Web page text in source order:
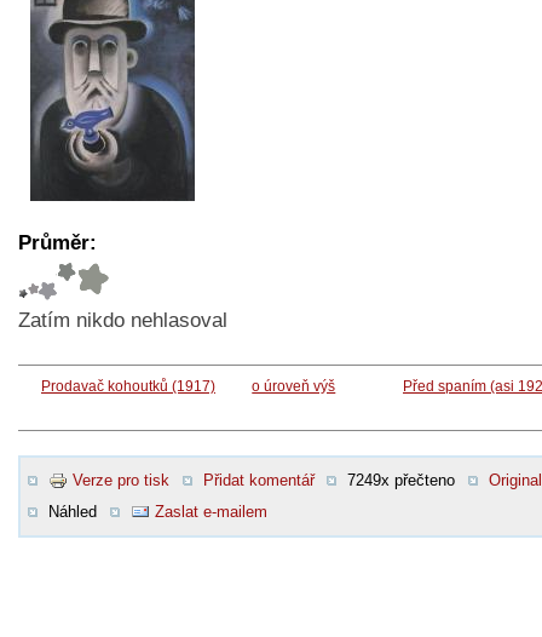
Průměr:
Zatím nikdo nehlasoval
Prodavač kohoutků (1917) o úroveň výš Před spaním (asi
Verze pro tisk Přidat komentář 7249x přečteno
Original
Náhled
Zaslat e-mailem